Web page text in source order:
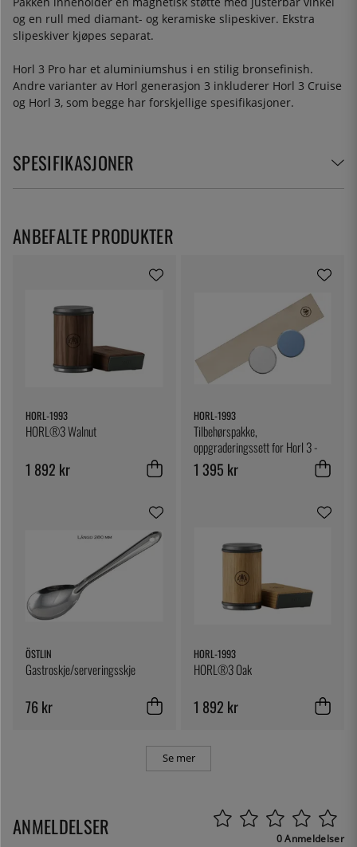
og en rull med diamant- og keramiske slipeskiver. Ekstra
slipeskiver kjøpes separat.
Horl 3 Pro har et aluminiumshus i en stilig bronsefinish.
Andre varianter av Horl generasjon 3 inkluderer Horl 3 Cruise
og Horl 3, som begge har forskjellige spesifikasjoner.
SPESIFIKASJONER
HORL-1993
HORL®3 Walnut
1 892 kr
HORL-1993
Tilbehørspakke,
oppgraderingssett for Horl 3 -
Horl
1 395 kr
ÖSTLIN
Gastroskje/serveringsskje
76 kr
HORL-1993
HORL®3 Oak
1 892 kr
Se mer
ANBEFALTE PRODUKTER
ANMELDELSER 0 Anmeldelser